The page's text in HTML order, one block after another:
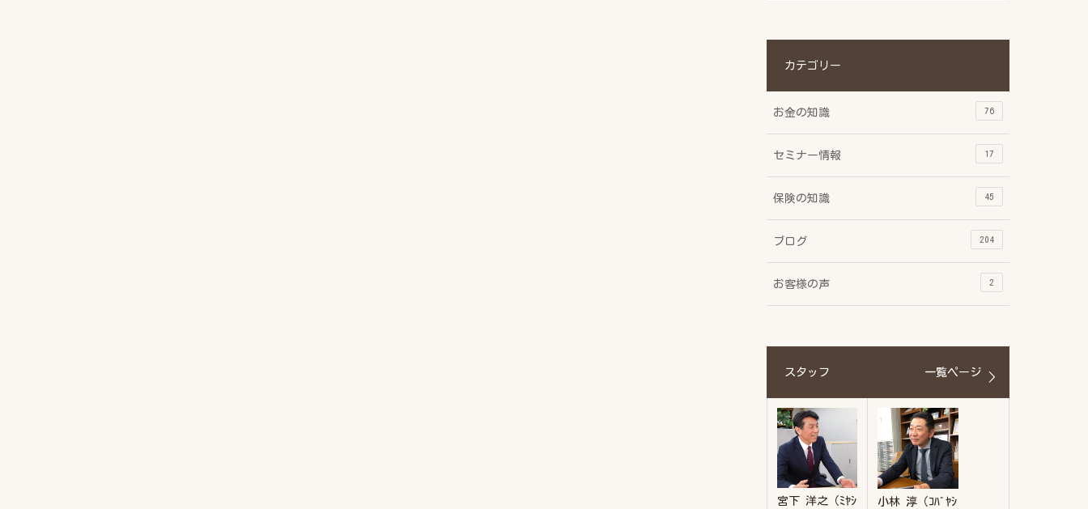
カテゴリー
お金の知識 76
セミナー情報 17
保険の知識 45
ブログ 204
お客様の声 2
スタッフ 一覧ページ
宮下 洋之（ﾐﾔｼ
小林 淳（ｺﾊﾞﾔｼ